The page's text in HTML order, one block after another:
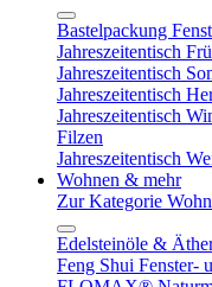
Bastelpackung
Jahreszeitentisch
Jahreszeitentisch
Jahreszeitentisch
Jahreszeitentisch
Filzen
Jahreszeitentisch
Wohnen & mehr
Zur Kategorie
Edelsteinöle &
Feng Shui Fenster-